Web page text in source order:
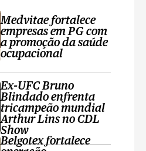
Medvitae fortalece
empresas em PG com
a promoção da saúde
ocupacional
Ex-UFC Bruno
Blindado enfrenta
tricampeão mundial
Arthur Lins no CDL
Show
Belgotex fortalece